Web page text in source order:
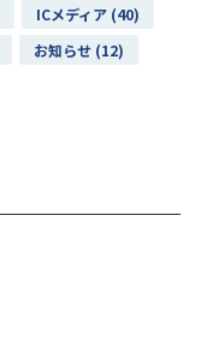
ICメディア (40)
お知らせ (12)